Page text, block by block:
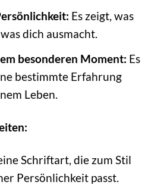
Es zeigt, was
dich ausmacht.
besonderen Moment: Es
bestimmte Erfahrung
Leben.
Schriftart, die zum Stil
Persönlichkeit passt.